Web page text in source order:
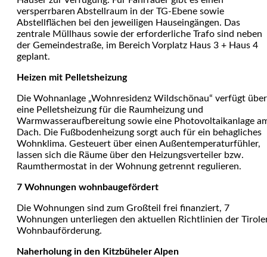
versperrbaren Abstellraum in der TG-Ebene sowie
Abstellflächen bei den jeweiligen Hauseingängen. Das
zentrale Müllhaus sowie der erforderliche Trafo sind neben
der Gemeindestraße, im Bereich Vorplatz Haus 3 + Haus 4
geplant.
Heizen mit Pelletsheizung
Die Wohnanlage „Wohnresidenz Wildschönau“ verfügt über
eine Pelletsheizung für die Raumheizung und
Warmwasseraufbereitung sowie eine Photovoltaikanlage
Dach. Die Fußbodenheizung sorgt auch für ein behagliches
Wohnklima. Gesteuert über einen Außentemperaturfühler,
lassen sich die Räume über den Heizungsverteiler bzw.
Raumthermostat in der Wohnung getrennt regulieren.
7 Wohnungen wohnbaugefördert
Die Wohnungen sind zum Großteil frei finanziert, 7
Wohnungen unterliegen den aktuellen Richtlinien der
Wohnbauförderung.
Naherholung in den Kitzbüheler Alpen